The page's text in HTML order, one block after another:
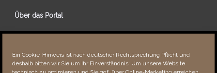
Ein Cookie-Hinweis ist nach deutscher Rechtsprechung Pflicht und
deshalb bitten wir Sie um Ihr Einverständnis: Um unsere Website
Über das Portal
Über dieses Portal